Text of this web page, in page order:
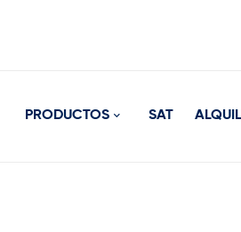
PRODUCTOS SAT